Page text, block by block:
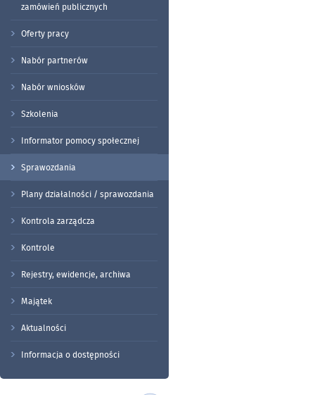
zamówień publicznych
Oferty pracy
Nabór partnerów
Nabór wniosków
Szkolenia
Informator pomocy społecznej
Sprawozdania
Plany działalności / sprawozdania
Kontrola zarządcza
Kontrole
Rejestry, ewidencje, archiwa
Majątek
Aktualności
Informacja o dostępności